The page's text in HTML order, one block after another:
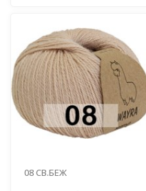
08 СВ.БЕЖ